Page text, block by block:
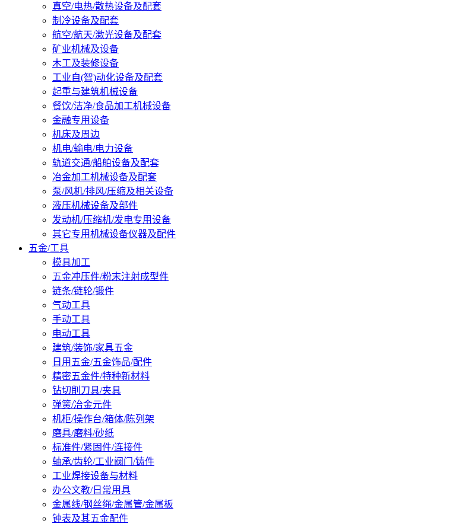
真空/电热/散热设备及配套
制冷设备及配套
航空/航天/激光设备及配套
矿业机械及设备
木工及装修设备
工业自(智)动化设备及配套
起重与建筑机械设备
餐饮/洁净/食品加工机械设备
金融专用设备
机床及周边
机电/输电/电力设备
轨道交通/船舶设备及配套
冶金加工机械设备及配套
泵/风机/排风/压缩及相关设备
液压机械设备及部件
发动机/压缩机/发电专用设备
其它专用机械设备仪器及配件
五金/工具
模具加工
五金冲压件/粉末注射成型件
链条/链轮/锻件
气动工具
手动工具
电动工具
建筑/装饰/家具五金
日用五金/五金饰品/配件
精密五金件/特种新材料
钻切削刀具/夹具
弹簧/冶金元件
机柜/操作台/箱体/陈列架
磨具/磨料/砂纸
标准件/紧固件/连接件
轴承/齿轮/工业阀门/铸件
工业焊接设备与材料
办公文教/日常用具
金属线/钢丝绳/金属管/金属板
钟表及其五金配件